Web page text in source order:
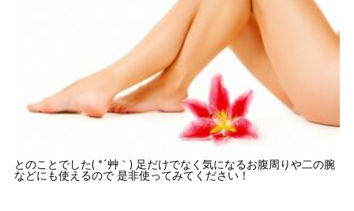
とのことでした( *´艸｀) 足だけでなく気になるお腹周りや二の腕
などにも使えるので 是非使ってみてください！